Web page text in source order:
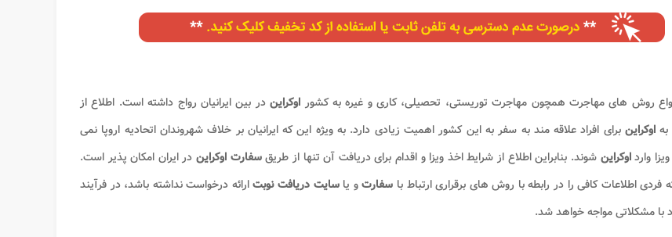
روش های مهاجرت همچون مهاجرت توریستی، تحصیلی، کاری و غیره به کشور اوکرایندر بین ایرانیان رواج داشته است. اطلاع از
اوکراینبرای افراد علاقه مند به سفر به این کشور اهمیت زیادی دارد. به ویژه این که ایرانیان بر خلاف شهروندان اتحادیه اروپا نمی
وارداوکراین شوند. بنابراین اطلاع از شرایط اخذ ویزا و اقدام برای دریافت آن تنها از طریقسفارت اوکرایندر ایران امکان پذیر است.
اطلاعات کافی را در رابطه با روش های برقراری ارتباط با سفارتو یاسایت دریافت نوبتارائه درخواست نداشته باشد، در فرآیند
با مشکلاتی مواجه خواهد شد.